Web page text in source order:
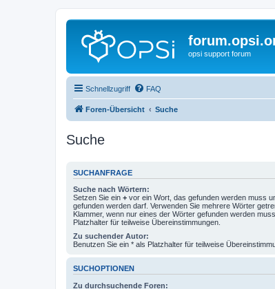
opsi support forum
Schnellzugriff FAQ
Foren-Übersicht Suche
Suche
SUCHANFRAGE
Suche nach Wörtern:
Setzen Sie ein + vor ein Wort, das gefunden werden muss
gefunden werden darf. Verwenden Sie mehrere Wörter
Klammer, wenn nur eines der Wörter gefunden werden
Platzhalter für teilweise Übereinstimmungen.
Zu suchender Autor:
Benutzen Sie ein * als Platzhalter für teilweise
SUCHOPTIONEN
Zu durchsuchende Foren: